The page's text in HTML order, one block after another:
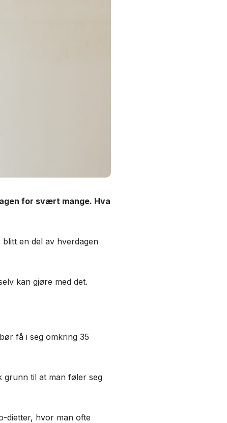
for svært mange. Hva
en del av hverdagen
kan gjøre med det.
få i seg omkring 35
grunn til at man føler seg
dietter, hvor man ofte